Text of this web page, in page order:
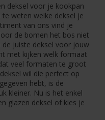
deksel voor je kookpan
weten welke deksel je
van ons vind je
de bomen het bos niet
de juiste deksel voor jouw
met kijken welk formaat
veel formaten te groot
wil die perfect op
hebt, is de
kleiner. Nu is het enkel
glazen deksel of kies je